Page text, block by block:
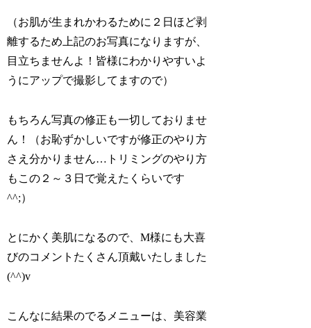
（お肌が生まれかわるために２日ほど剥
離するため上記のお写真になりますが、
目立ちませんよ！皆様にわかりやすいよ
うにアップで撮影してますので）
もちろん写真の修正も一切しておりませ
ん！（お恥ずかしいですが修正のやり方
さえ分かりません…トリミングのやり方
もこの２～３日で覚えたくらいです
^^;）
とにかく美肌になるので、M様にも大喜
びのコメントたくさん頂戴いたしました
(^^)v
こんなに結果のでるメニューは、美容業